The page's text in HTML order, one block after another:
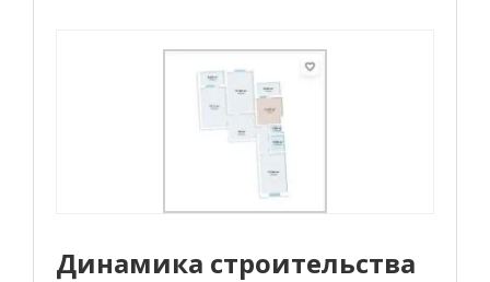
Динамика строительства